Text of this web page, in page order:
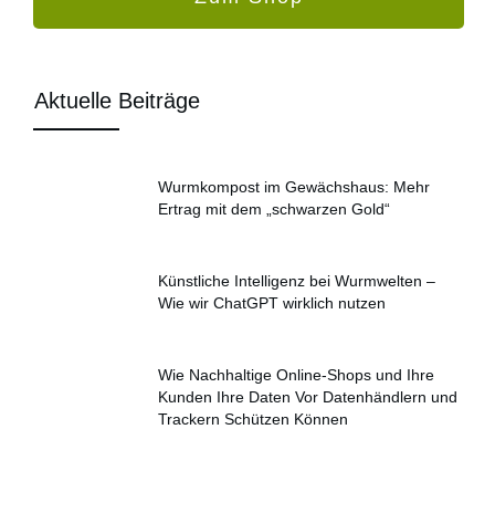
Aktuelle Beiträge
Wurmkompost im Gewächshaus: Mehr
Ertrag mit dem „schwarzen Gold“
Künstliche Intelligenz bei Wurmwelten –
Wie wir ChatGPT wirklich nutzen
Wie Nachhaltige Online-Shops und Ihre
Kunden Ihre Daten Vor Datenhändlern und
Trackern Schützen Können